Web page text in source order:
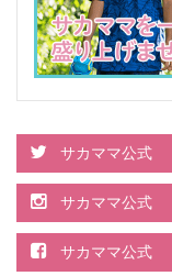
サカママ公式
サカママ公式
サカママ公式